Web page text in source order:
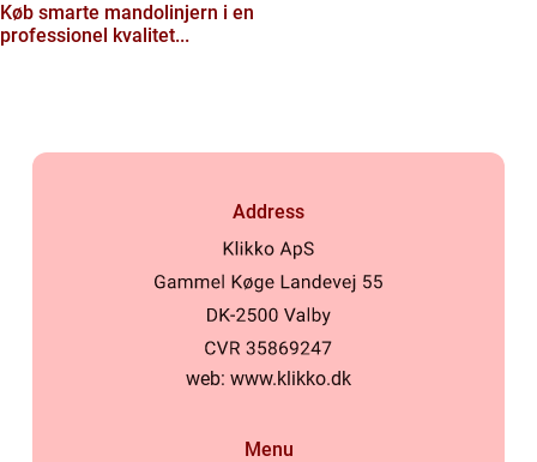
Køb smarte mandolinjern i en
professionel kvalitet...
Address
web: www.klikko.dk
Menu